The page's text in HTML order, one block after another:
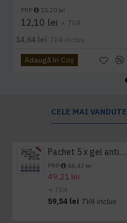
PRP 15,20 lei
12,10 lei + TVA
14,64 lei TVA inclus
Adaugă în Coş
CELE MAI VANDUTE
Pachet 5 x gel antibacterian 50ml si 3 x Servetele antibacteriene 48 buc Hygienium
PRP 66,43 lei
49,21 lei
+ TVA
59,54 lei TVA inclus